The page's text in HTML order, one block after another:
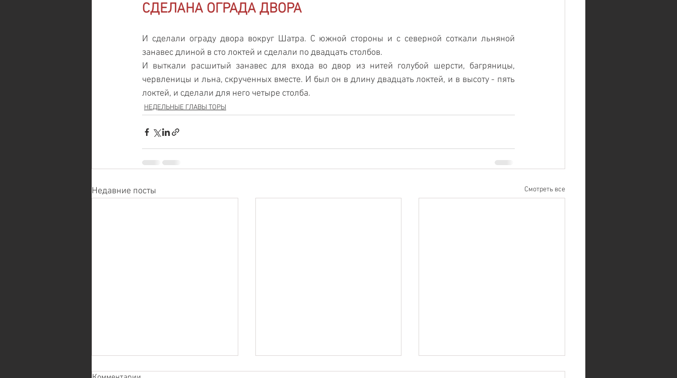
СДЕЛАНА ОГРАДА ДВОРА
И сделали ограду двора вокруг Шатра. С южной стороны и с северной соткали льняной
занавес длиной в сто локтей и сделали по двадцать столбов.
И выткали расшитый занавес для входа во двор из нитей голубой шерсти, багряницы,
червленицы и льна, скрученных вместе. И был он в длину двадцать локтей, и в высоту - пять
локтей, и сделали для него четыре столба.
НЕДЕЛЬНЫЕ ГЛАВЫ ТОРЫ
Недавние посты Смотреть все